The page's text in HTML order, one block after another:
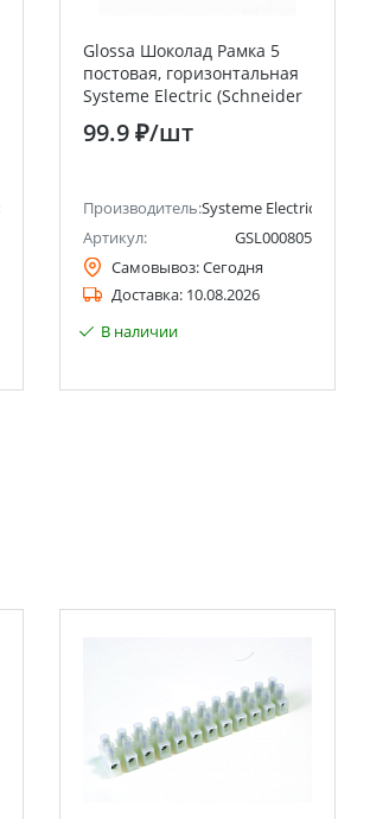
(ранее Schneider Electric)
Glossa Шоколад Рамка 5
постовая, горизонтальная
Systeme Electric (Schneider
Electric)
99.9 ₽/шт
Производитель:Systeme Electric
Артикул:
GSL000805
Самовывоз:Сегодня
Доставка: 10.08.2026
В наличии